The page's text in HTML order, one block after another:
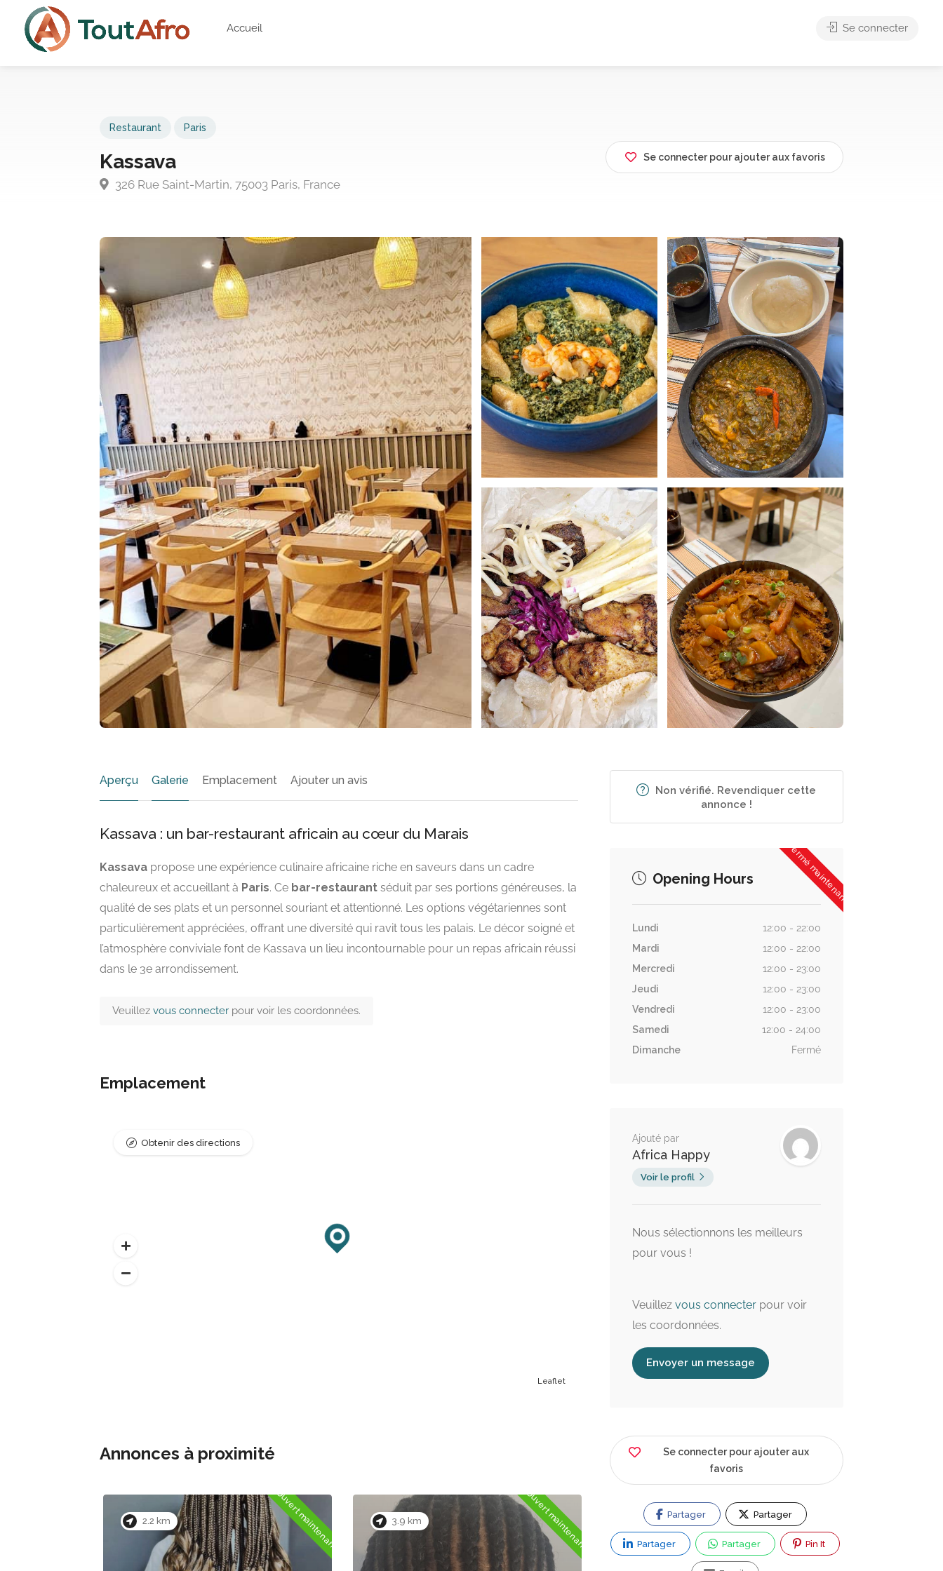
Accueil Se connecter
Restaurant Paris
Kassava
326 Rue Saint-Martin, 75003 Paris, France
Se connecter pour ajouter aux favoris
Aperçu Galerie Emplacement Ajouter un avis
Kassava : un bar-restaurant africain au cœur du Marais
Kassava propose une expérience culinaire africaine riche en saveurs dans un cadre
chaleureux et accueillant à Paris. Ce bar-restaurant séduit par ses portions généreuses, la
qualité de ses plats et un personnel souriant et attentionné. Les options végétariennes sont
particulièrement appréciées, offrant une diversité qui ravit tous les palais. Le décor soigné et
l’atmosphère conviviale font de Kassava un lieu incontournable pour un repas africain réussi
dans le 3e arrondissement.
Veuillez vous connecter pour voir les coordonnées.
Emplacement
Leaflet
Obtenir des directions
Annonces à proximité
0.2 km Ouvert maintenant 0.4 km Ouvert maintenant 0.6 km Ouvert maintenant
Non vérifié. Revendiquer cette
annonce !
Fermé maintenant
Opening Hours
Lundi
12:00 - 22:00
Mardi
12:00 - 22:00
Mercredi
12:00 - 23:00
Jeudi
12:00 - 23:00
Vendredi
12:00 - 23:00
Samedi
12:00 - 24:00
Dimanche
Fermé
Ajouté par
Africa Happy
Voir le profil
Nous sélectionnons les meilleurs
pour vous !
Veuillez vous connecter pour voir
les coordonnées.
Envoyer un message
Se connecter pour ajouter aux
favoris
Partager Partager
Partager Partager Pin It